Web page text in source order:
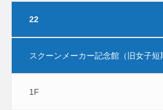
22
スクーンメーカー記念館（旧女子短
1F